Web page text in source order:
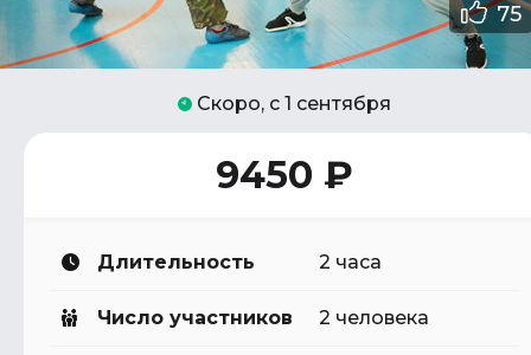
75
Скоро, с 1 сентября
9450 ₽
Длительность 2 часа
Число участников 2 человека